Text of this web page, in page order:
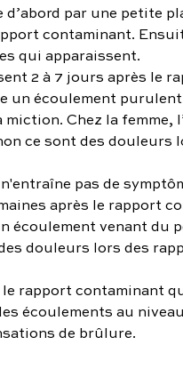
par une petite
contaminant.
qui apparaissent.
2 à 7 jours après le
un écoulement
Chez la femme,
ce sont des douleurs
n'entraîne pas de
après le rapport
écoulement venant du
douleurs lors des
le rapport contaminant
écoulements au
de brûlure.